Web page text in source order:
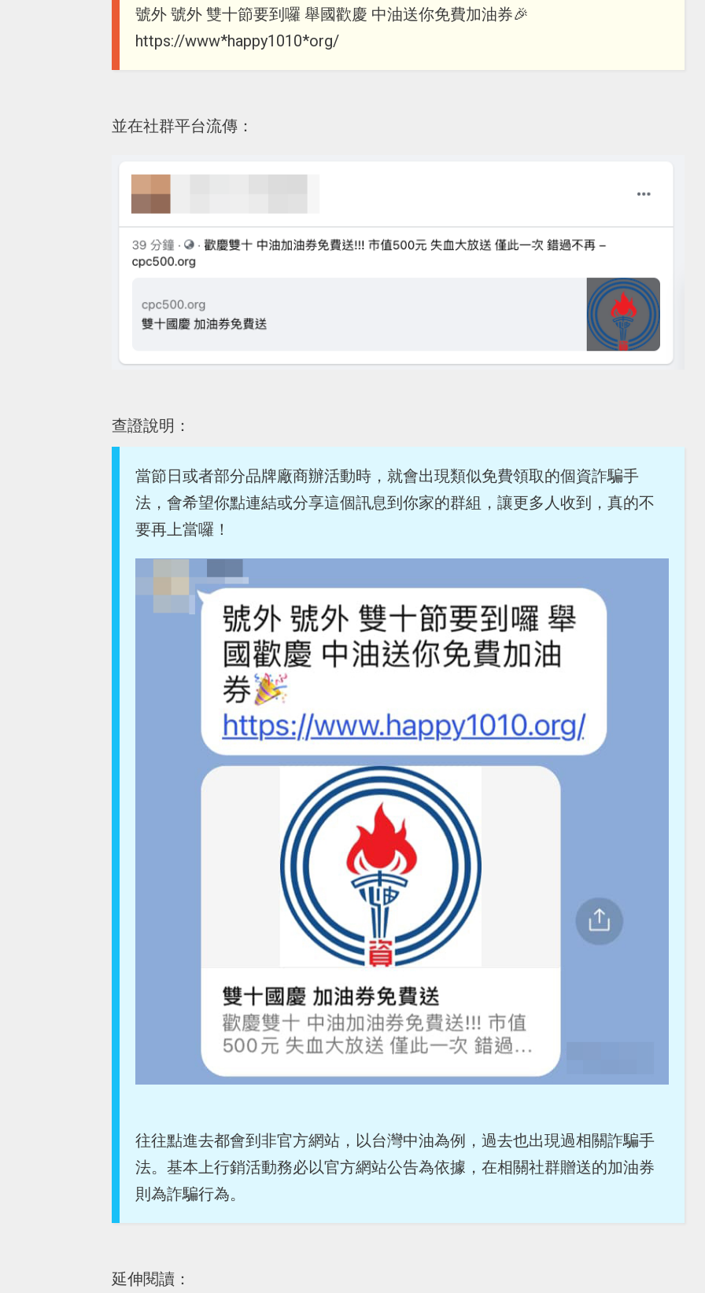
號外 號外 雙十節要到囉 舉國歡慶 中油送你免費加油券🎉
https://www*happy1010*org/
並在社群平台流傳：
查證說明：
當節日或者部分品牌廠商辦活動時，就會出現類似免費領取的個資詐騙手
法，會希望你點連結或分享這個訊息到你家的群組，讓更多人收到，真的不
要再上當囉！
往往點進去都會到非官方網站，以台灣中油為例，過去也出現過相關詐騙手
法。基本上行銷活動務必以官方網站公告為依據，在相關社群贈送的加油券
則為詐騙行為。
延伸閱讀：